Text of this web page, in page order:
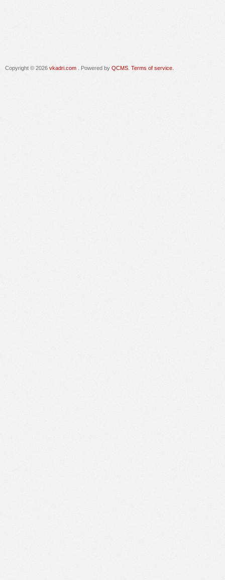
Copyright © 2026 vkadri.com . Powered by QCMS Terms of service.